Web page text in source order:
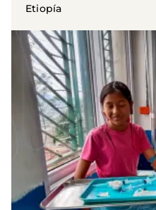
Etiopía